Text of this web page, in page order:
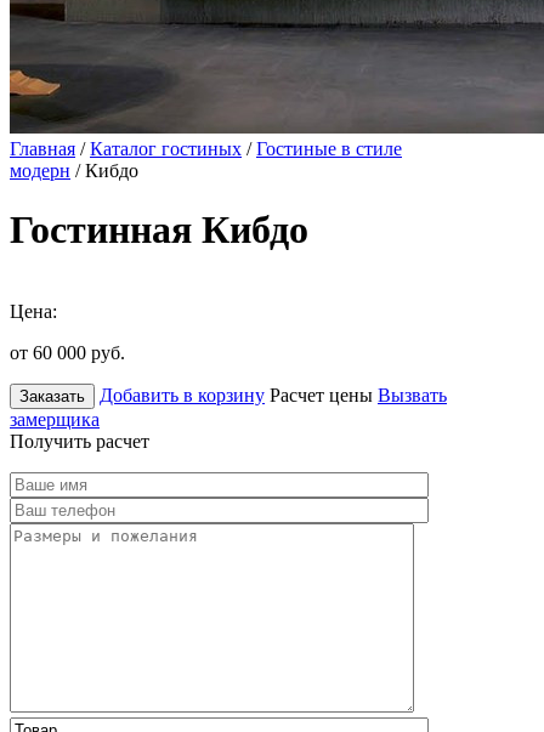
Главная /Каталог гостиных /Гостиные в стиле
модерн / Кибдо
Гостинная Кибдо
Цена:
от 60 000 руб.
Заказать Добавить в корзину Расчет цены Вызвать
замерщика
Получить расчет